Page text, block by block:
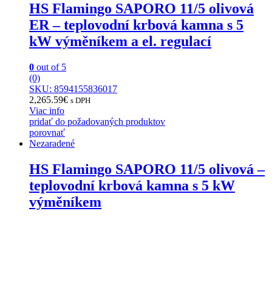
HS Flamingo SAPORO 11/5 olivová
ER – teplovodní krbová kamna s 5
kW výměníkem a el. regulací
0 out of 5
(0)
SKU: 8594155836017
2,265.59€ s DPH
Viac info
pridať do požadovaných produktov
porovnať
Nezaradené
HS Flamingo SAPORO 11/5 olivová –
teplovodní krbová kamna s 5 kW
výměníkem